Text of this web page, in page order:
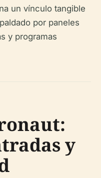
un vínculo tangible
por paneles
y programas
y